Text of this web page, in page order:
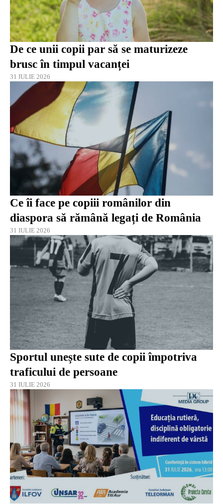
De ce unii copii par să se maturizeze
brusc în timpul vacanței
31 IULIE 2026
Ce îi face pe copiii românilor din
diaspora să rămână legați de România
31 IULIE 2026
Sportul unește sute de copii împotriva
traficului de persoane
31 IULIE 2026